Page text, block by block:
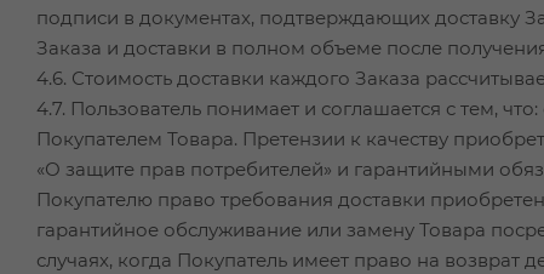
подписи в документах, подтверждающих доставку
Заказа и доставки в полном объеме после
4.6. Стоимость доставки каждого Заказа
4.7. Пользователь понимает и соглашается с тем,
Покупателем Товара. Претензии к качеству
«О защите прав потребителей» и гарантийными
Покупателю право требования доставки
гарантийное обслуживание или замену Товара
случаях, когда Покупатель имеет право на возврат